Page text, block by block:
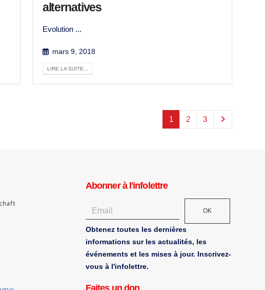
alternatives
Evolution ...
mars 9, 2018
LIRE LA SUITE...
1 2 3
Abonner à l'infolettre
OK
Obtenez toutes les dernières
informations sur les actualités, les
événements et les mises à jour. Inscrivez-
vous à l'infolettre.